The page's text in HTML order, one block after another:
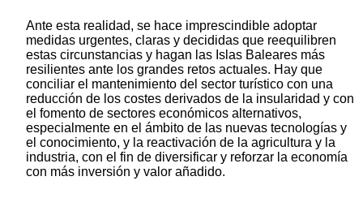
Ante esta realidad, se hace imprescindible adoptar
medidas urgentes, claras y decididas que reequilibren
estas circunstancias y hagan las Islas Baleares más
resilientes ante los grandes retos actuales. Hay que
conciliar el mantenimiento del sector turístico con una
reducción de los costes derivados de la insularidad y con
el fomento de sectores económicos alternativos,
especialmente en el ámbito de las nuevas tecnologías y
el conocimiento, y la reactivación de la agricultura y la
industria, con el fin de diversificar y reforzar la economía
con más inversión y valor añadido.